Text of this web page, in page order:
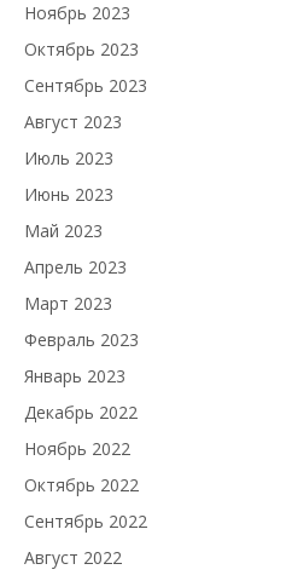
Ноябрь 2023
Октябрь 2023
Сентябрь 2023
Август 2023
Июль 2023
Июнь 2023
Май 2023
Апрель 2023
Март 2023
Февраль 2023
Январь 2023
Декабрь 2022
Ноябрь 2022
Октябрь 2022
Сентябрь 2022
Август 2022